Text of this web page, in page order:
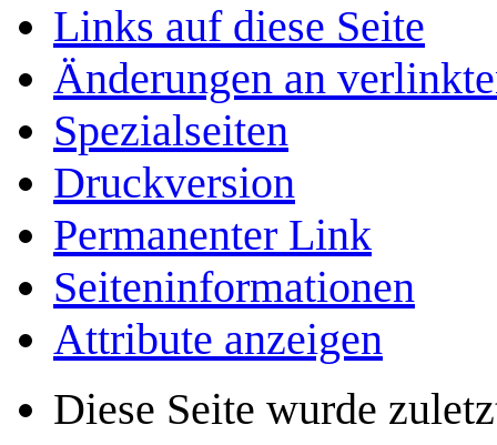
Links auf diese Seite
Änderungen an
Spezialseiten
Druckversion
Permanenter Link
Seiten­­informationen
Attribute anzeigen
Diese Seite wurde